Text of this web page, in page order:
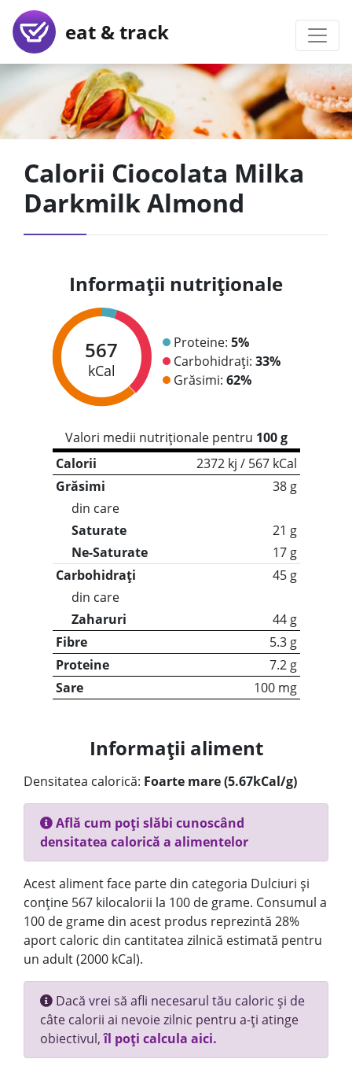
eat & track
Calorii Ciocolata Milka
Darkmilk Almond
Informații nutriționale
567
kCal
Proteine: 5%
Carbohidrați: 33%
Grăsimi: 62%
Valori medii nutriționale pentru 100 g
Calorii
2372 kj / 567 kCal
Grăsimi
38 g
din care
Saturate
21 g
Ne-Saturate
17 g
Carbohidrați
45 g
din care
Zaharuri
44 g
Fibre
5.3 g
Proteine
7.2 g
Sare
100 mg
Informații aliment
Densitatea calorică: Foarte mare (5.67kCal/g)
Află cum poți slăbi cunoscând
densitatea calorică a alimentelor
Acest aliment face parte din categoria Dulciuri și
conține 567 kilocalorii la 100 de grame. Consumul a
100 de grame din acest produs reprezintă 28%
aport caloric din cantitatea zilnică estimată pentru
un adult (2000 kCal).
Dacă vrei să afli necesarul tău caloric și de
câte calorii ai nevoie zilnic pentru a-ți atinge
obiectivul,îl poți calcula aici.